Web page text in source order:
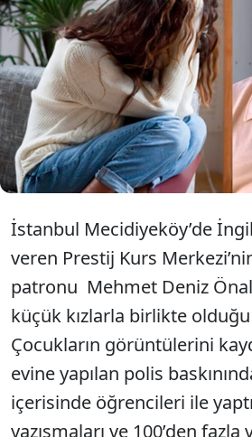
Prestij Kurs
Deniz Önal’ın 18
birlikte olup video
çıktı. Sapık patron
İstanbul Mecidiyeköy’de
veren Prestij Kurs
patronu Mehmet Deniz
küçük kızlarla birlikte olduğu
Çocukların görüntülerini
evine yapılan polis
içerisinde öğrencileri ile
yazışmaları ve 100’den fazla